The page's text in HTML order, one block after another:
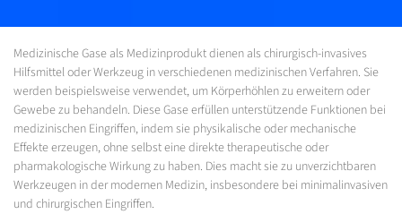
Medizinische Gase als Medizinprodukt dienen als chirurgisch-invasives
Hilfsmittel oder Werkzeug in verschiedenen medizinischen Verfahren. Sie
werden beispielsweise verwendet, um Körperhöhlen zu erweitern oder
Gewebe zu behandeln. Diese Gase erfüllen unterstützende Funktionen bei
medizinischen Eingriffen, indem sie physikalische oder mechanische
Effekte erzeugen, ohne selbst eine direkte therapeutische oder
pharmakologische Wirkung zu haben. Dies macht sie zu unverzichtbaren
Werkzeugen in der modernen Medizin, insbesondere bei minimalinvasiven
und chirurgischen Eingriffen.